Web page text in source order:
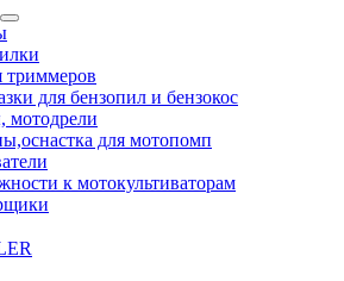
триммеров
для бензопил и бензокос
мотодрели
для мотопомп
к мотокультиваторам